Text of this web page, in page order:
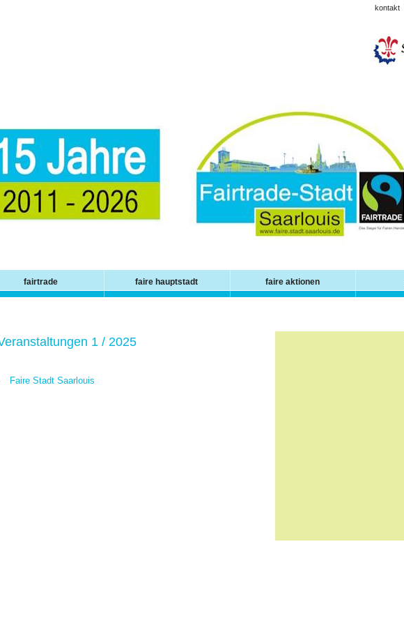
kontakt
fairtrade faire hauptstadt faire aktionen
1 / 2025
Faire Stadt Saarlouis